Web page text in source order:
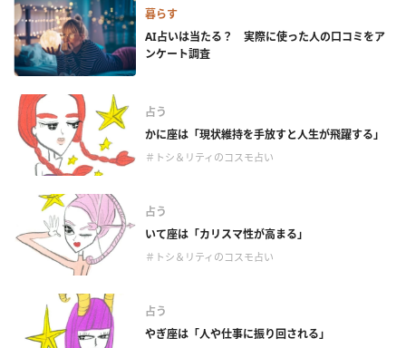
暮らす
AI占いは当たる？ 実際に使った人の口コミをア
ンケート調査
占う
かに座は「現状維持を手放すと人生が飛躍する」
＃トシ＆リティのコスモ占い
占う
いて座は「カリスマ性が高まる」
＃トシ＆リティのコスモ占い
占う
やぎ座は「人や仕事に振り回される」